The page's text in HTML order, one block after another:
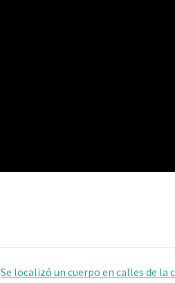
Se localizó un cuerpo en calles de la